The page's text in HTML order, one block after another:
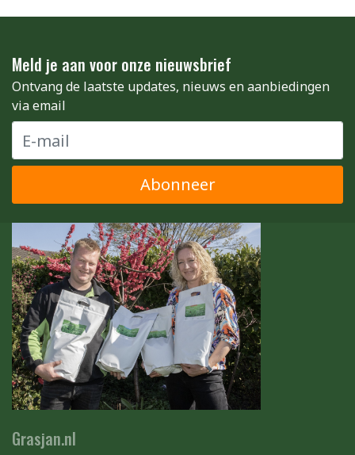
Meld je aan voor onze nieuwsbrief
Ontvang de laatste updates, nieuws en aanbiedingen
via email
Abonneer
Grasjan.nl